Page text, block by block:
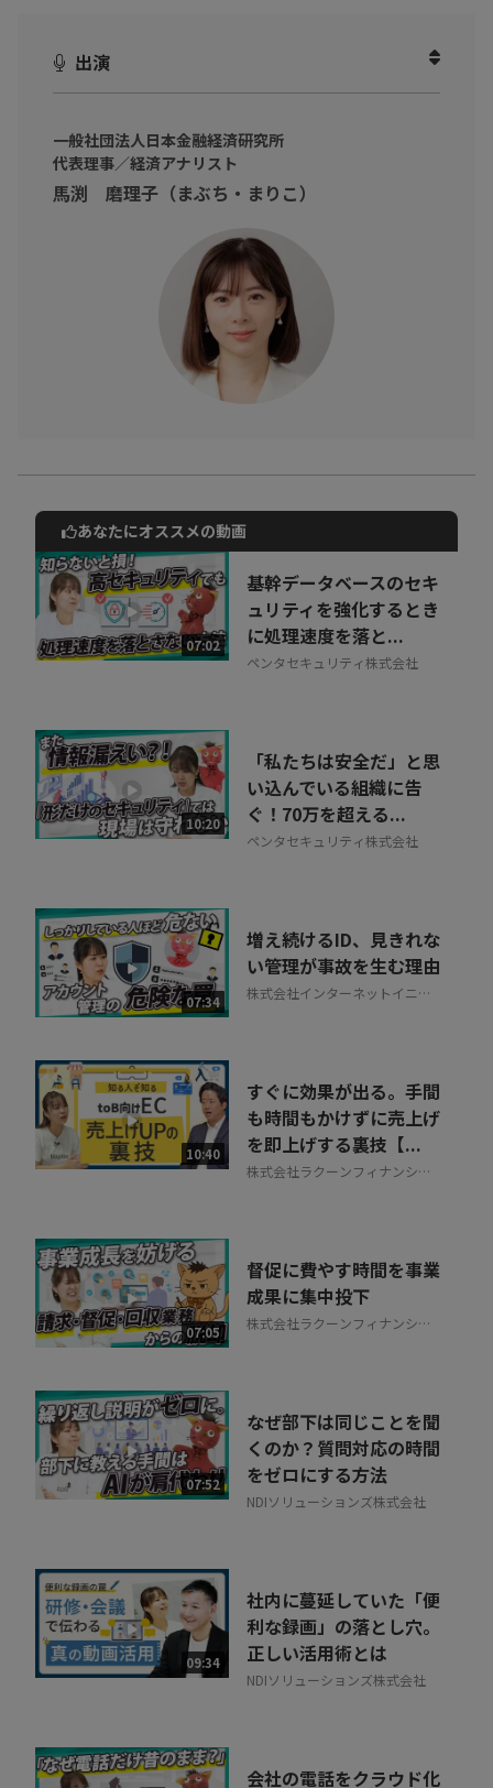
執筆を通じて「わかりやすく経済を伝える」ことに定評のある馬
難しそうなキーワードも、ビジネスと生活に直結するテーマとし
て学べる絶好の機会。経済の流れを自分ごととして捉え、未来を
切り拓くためのヒントをぜひ受け取ってください。
出演
一般社団法人日本金融経済研究所
代表理事／経済アナリスト
馬渕 磨理子（まぶち・まりこ）
動画でご紹介しているサービスについて
お気軽にご相談・ご質問いただけます！
30秒でお申し込み可能
相談を希望する 無料
あなたにオススメの動画
07:02
基幹データベースのセキ
ュリティを強化するとき
に処理速度を落と...
ペンタセキュリティ株式会社
10:20
「私たちは安全だ」と思
い込んでいる組織に告
ぐ！70万を超える...
ペンタセキュリティ株式会社
07:34
増え続けるID、見きれな
い管理が事故を生む理由
株式会社インターネットイニシ
10:40
すぐに効果が出る。手間
も時間もかけずに売上げ
を即上げする裏技【...
株式会社ラクーンフィナンシャ
07:05
督促に費やす時間を事業
成果に集中投下
株式会社ラクーンフィナンシャ
07:52
なぜ部下は同じことを聞
くのか？質問対応の時間
をゼロにする方法
NDIソリューションズ株式会社
09:34
社内に蔓延していた「便
利な録画」の落とし穴。
正しい活用術とは
NDIソリューションズ株式会社
会社の電話をクラウド化